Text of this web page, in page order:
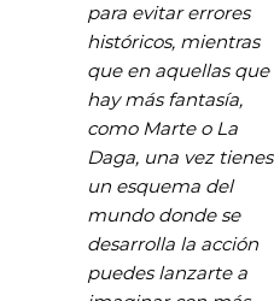
para evitar errores
históricos, mientras
que en aquellas que
hay más fantasía,
como Marte o La
Daga, una vez tienes
un esquema del
mundo donde se
desarrolla la acción
puedes lanzarte a